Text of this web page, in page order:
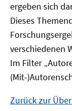
ergeben sich
Dieses
verschiedenen
Im Filter
(Mit-
Zurück zur